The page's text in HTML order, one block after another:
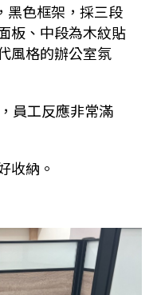
黑色框架，採三段
板、中段為木紋貼
風格的辦公室氛
員工反應非常滿
收納。